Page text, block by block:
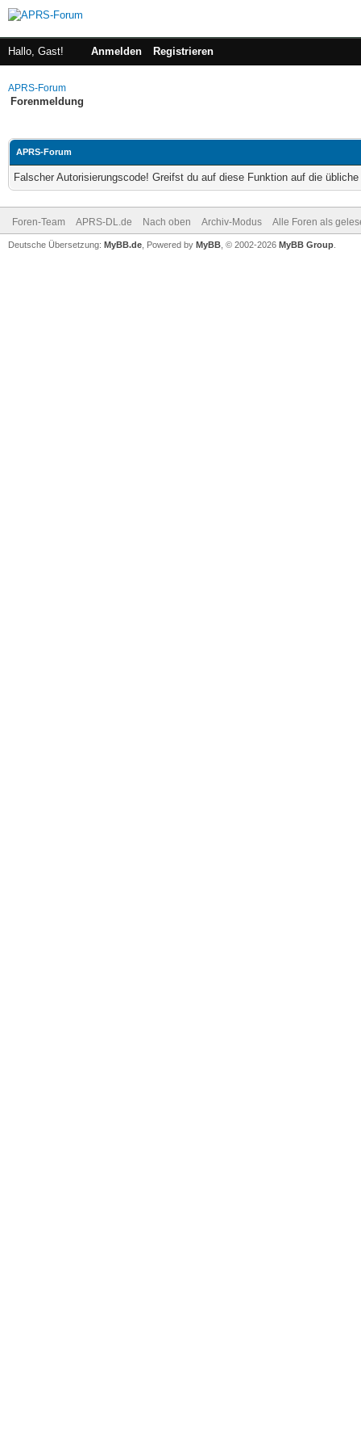
Hallo, Gast! Anmelden Registrieren
APRS-Forum
Forenmeldung
APRS-Forum
Falscher Autorisierungscode! Greifst du auf diese Funktion auf die
Foren-Team APRS-DL.de Nach oben Archiv-Modus Alle Foren als
Deutsche Übersetzung: MyBB.de , Powered by MyBB , © 2002-2026 MyBB Group